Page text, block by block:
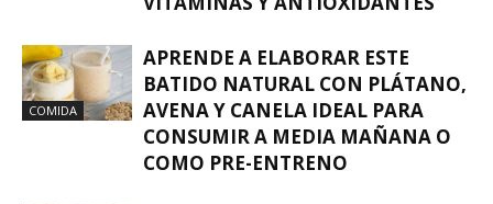
COMIDA
APRENDE A ELABORAR ESTE
BATIDO NATURAL CON PLÁTANO,
AVENA Y CANELA IDEAL PARA
CONSUMIR A MEDIA MAÑANA O
COMO PRE-ENTRENO